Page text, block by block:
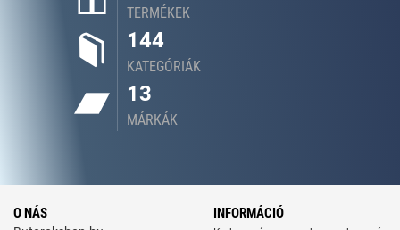
TERMÉKEK
144
KATEGÓRIÁK
13
MÁRKÁK
O NÁS INFORMÁCIÓ